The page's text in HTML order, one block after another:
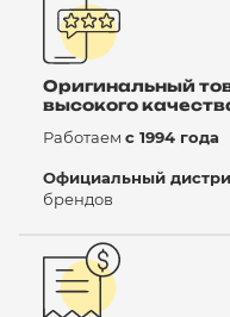
Оригинальный
высокого
Работаем с 1994 года
Официальный
брендов